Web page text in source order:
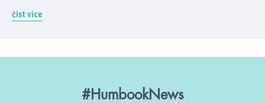
číst více
#HumbookNews